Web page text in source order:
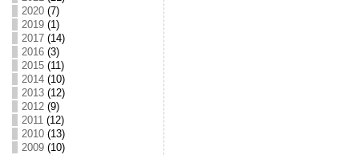
2020(7)
2019(1)
2017(14)
2016(3)
2015(11)
2014(10)
2013(12)
2012(9)
2011(12)
2010(13)
2009(10)